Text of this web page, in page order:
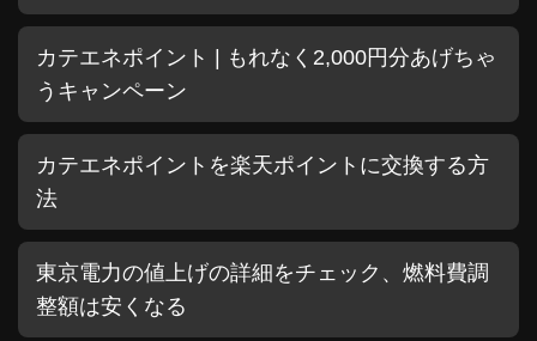
カテエネポイント | もれなく2,000円分あげちゃ
うキャンペーン
カテエネポイントを楽天ポイントに交換する方
法
東京電力の値上げの詳細をチェック、燃料費調
整額は安くなる